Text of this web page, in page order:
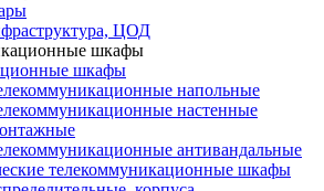
ЦОД
шкафы
напольные
настенные
антивандальные
телекоммуникационные шкафы